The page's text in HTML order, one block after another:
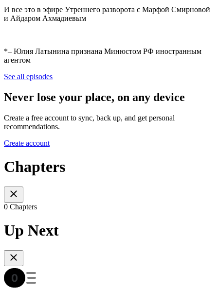
И все это в эфире Утреннего разворота с Марфой Смирновой
и Айдаром Ахмадиевым
*– Юлия Латынина признана Минюстом РФ иностранным
агентом
See all episodes
Never lose your place, on any device
Create a free account to sync, back up, and get personal
recommendations.
Create account
Chapters
0 Chapters
Up Next